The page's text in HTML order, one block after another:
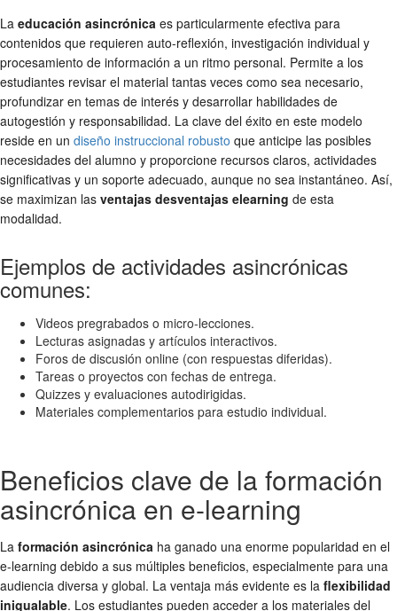
La educación asincrónica es particularmente efectiva para
contenidos que requieren auto-reflexión, investigación individual y
procesamiento de información a un ritmo personal. Permite a los
estudiantes revisar el material tantas veces como sea necesario,
profundizar en temas de interés y desarrollar habilidades de
autogestión y responsabilidad. La clave del éxito en este modelo
reside en un diseño instruccional robusto que anticipe las posibles
necesidades del alumno y proporcione recursos claros, actividades
significativas y un soporte adecuado, aunque no sea instantáneo. Así,
se maximizan las ventajas desventajas elearning de esta
modalidad.
Ejemplos de actividades asincrónicas
comunes:
Videos pregrabados o micro-lecciones.
Lecturas asignadas y artículos interactivos.
Foros de discusión online (con respuestas diferidas).
Tareas o proyectos con fechas de entrega.
Quizzes y evaluaciones autodirigidas.
Materiales complementarios para estudio individual.
Beneficios clave de la formación
asincrónica en e-learning
La formación asincrónica ha ganado una enorme popularidad en el
e-learning debido a sus múltiples beneficios, especialmente para una
audiencia diversa y global. La ventaja más evidente es la flexibilidad
inigualable. Los estudiantes pueden acceder a los materiales del